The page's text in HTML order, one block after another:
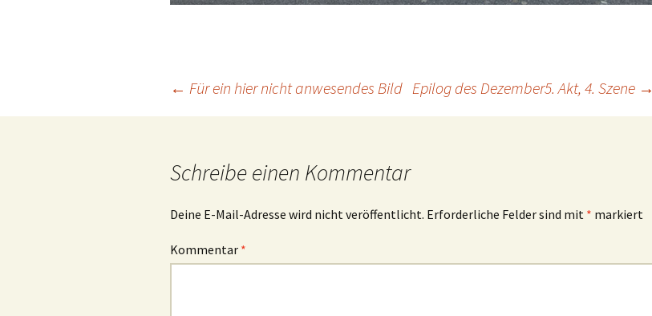
← Für ein hier nicht anwesendes Bild Epilog des Dezember5. Akt, 4. Szene →
Schreibe einen Kommentar
Deine E-Mail-Adresse wird nicht veröffentlicht. Erforderliche Felder sind mit * markiert
Kommentar *